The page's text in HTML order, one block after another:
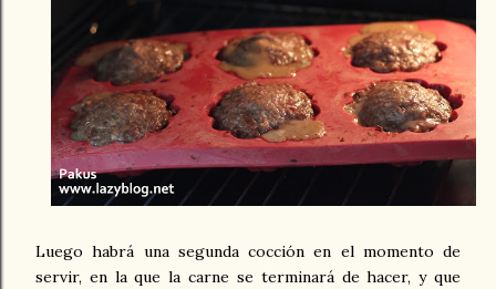
Luego habrá una segunda cocción en el momento de
servir, en la que la carne se terminará de hacer, y que